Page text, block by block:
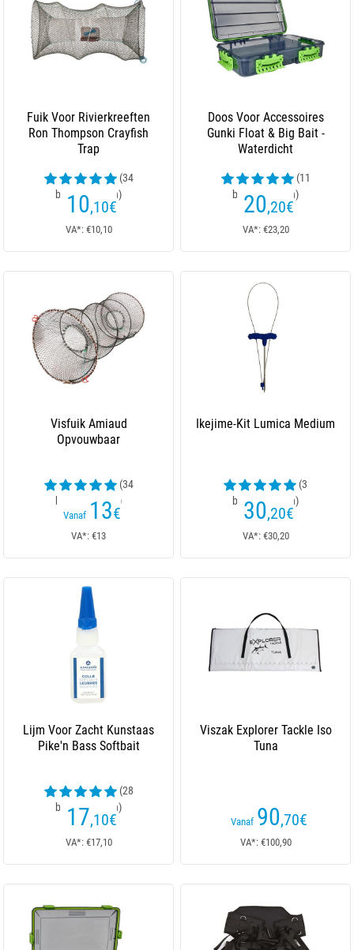
Fuik Voor Rivierkreeften
Ron Thompson Crayfish
Trap
(34
beoordelingen)
10,10€
VA*: €10,10
Doos Voor Accessoires
Gunki Float & Big Bait -
Waterdicht
(11
beoordelingen)
20,20€
VA*: €23,20
Visfuik Amiaud
Opvouwbaar
(34
beoordelingen)
Vanaf 13€
VA*: €13
Ikejime-Kit Lumica Medium
(3
beoordelingen)
30,20€
VA*: €30,20
Lijm Voor Zacht Kunstaas
Pike'n Bass Softbait
(28
beoordelingen)
17,10€
VA*: €17,10
Viszak Explorer Tackle Iso
Tuna
Vanaf 90,70€
VA*: €100,90